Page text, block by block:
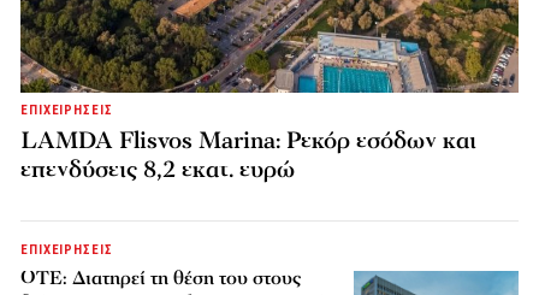
ΕΠΙΧΕΙΡΗΣΕΙΣ
LAMDA Flisvos Marina: Ρεκόρ εσόδων και
επενδύσεις 8,2 εκατ. ευρώ
ΕΠΙΧΕΙΡΗΣΕΙΣ
ΟΤΕ: Διατηρεί τη θέση του στους